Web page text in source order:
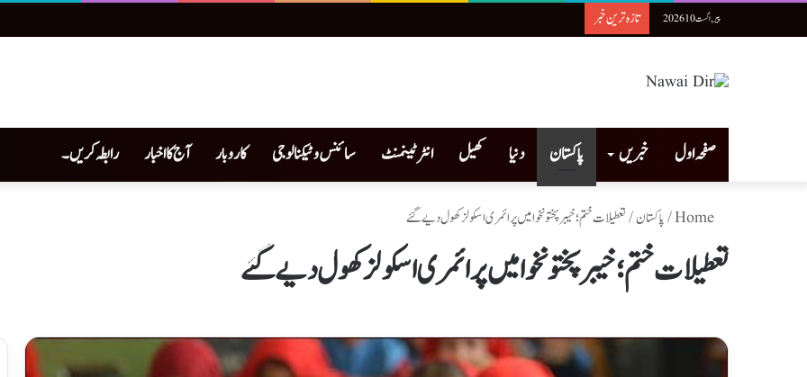
پیر, اگست 10 2026 تازہ ترین خبر
صفحہ اول خبریں پاکستان دنیا کھیل انٹرٹینمنٹ سائنس و ٹیکنالوجی کاروبار آج کا اخبار رابطہ کریں۔
/پاکستان/تعطیلات ختم؛ خیبرپختونخوا میں پرائمری اسکولز کھول دیے گئے
تعطیلات ختم؛ خیبرپختونخوا میں پرائمری اسکولز کھول دیے گئے